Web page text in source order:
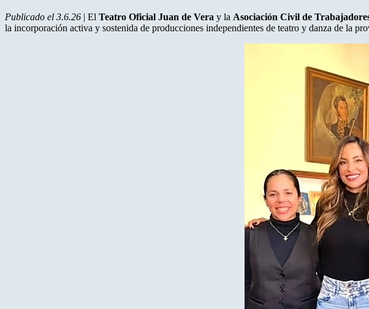
Publicado el 3.6.26 | El Teatro Oficial Juan de Vera y la Asociación Civil de
la incorporación activa y sostenida de producciones independientes de teatro y danza de la